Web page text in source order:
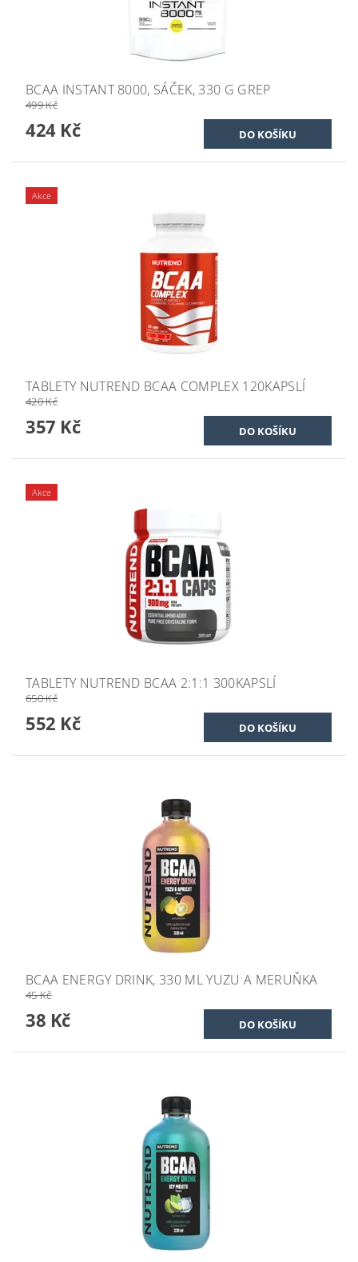
BCAA INSTANT 8000, SÁČEK, 330 G GREP
499 Kč
424 Kč
Akce
TABLETY NUTREND BCAA COMPLEX 120KAPSLÍ
420 Kč
357 Kč
Akce
TABLETY NUTREND BCAA 2:1:1 300KAPSLÍ
650 Kč
552 Kč
BCAA ENERGY DRINK, 330 ML YUZU A MERUŇKA
45 Kč
38 Kč